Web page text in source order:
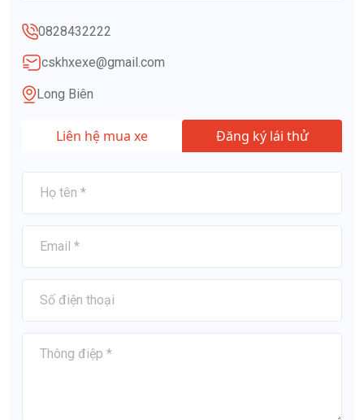
0828432222
cskhxexe@gmail.com
Long Biên
Liên hệ mua xe Đăng ký lái thử